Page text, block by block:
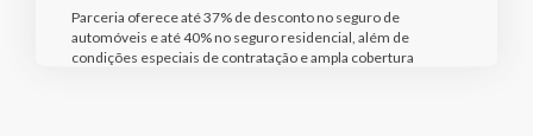
Parceria oferece até 37% de desconto no seguro de
automóveis e até 40% no seguro residencial, além de
condições especiais de contratação e ampla cobertura